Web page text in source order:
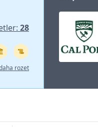
28
rozet